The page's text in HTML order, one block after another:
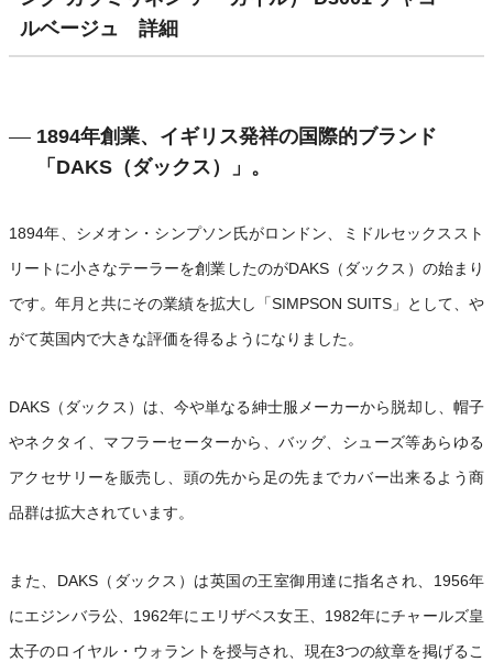
ルベージュ 詳細
1894年創業、イギリス発祥の国際的ブランド
「DAKS（ダックス）」。
1894年、シメオン・シンプソン氏がロンドン、ミドルセックススト
リートに小さなテーラーを創業したのがDAKS（ダックス）の始まり
です。年月と共にその業績を拡大し「SIMPSON SUITS」として、や
がて英国内で大きな評価を得るようになりました。
DAKS（ダックス）は、今や単なる紳士服メーカーから脱却し、帽子
やネクタイ、マフラーセーターから、バッグ、シューズ等あらゆる
アクセサリーを販売し、頭の先から足の先までカバー出来るよう商
品群は拡大されています。
また、DAKS（ダックス）は英国の王室御用達に指名され、1956年
にエジンバラ公、1962年にエリザベス女王、1982年にチャールズ皇
太子のロイヤル・ウォラントを授与され、現在3つの紋章を掲げるこ